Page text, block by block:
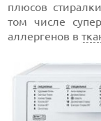
плюсов
том числе
аллергенов в